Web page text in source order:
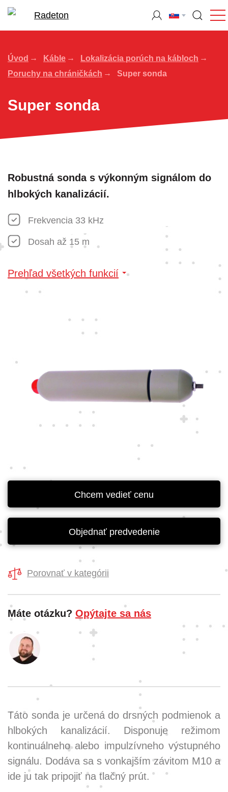
Úvod Káble
Lokalizácia porúch na kábloch
Poruchy na chráničkách
Super sonda
Super sonda
Robustná sonda s výkonným signálom do
hlbokých kanalizácií.
Frekvencia 33 kHz
Dosah až 15 m
Prehľad všetkých funkcií
Chcem vedieť cenu
Objednať predvedenie
Porovnať v kategórii
Máte otázku? Opýtajte sa nás
Táto sonda je určená do drsných podmienok a
hlbokých kanalizácií. Disponuje režimom
kontinuálneho alebo impulzívneho výstupného
signálu. Dodáva sa s vonkajším závitom M10 a
ide ju tak pripojiť na tlačný prút.